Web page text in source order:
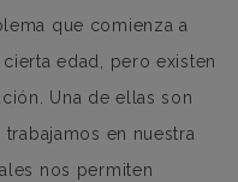
que comienza a
edad, pero existen
Una de ellas son
en nuestra
nos permiten